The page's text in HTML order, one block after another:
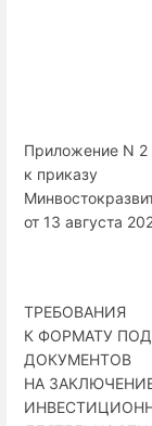
Приложение N 2
к приказу
от 13 августа
ТРЕБОВАНИЯ
К ФОРМАТУ
ДОКУМЕНТОВ
НА